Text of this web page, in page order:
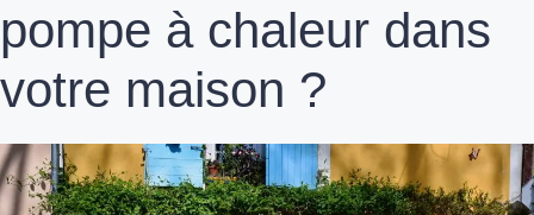
pompe à chaleur dans
votre maison ?